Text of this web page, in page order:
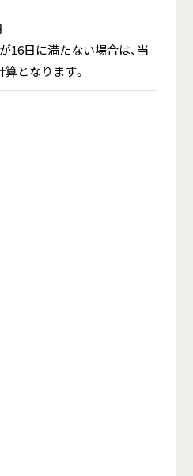
16日に満たない場合は、当
となります。